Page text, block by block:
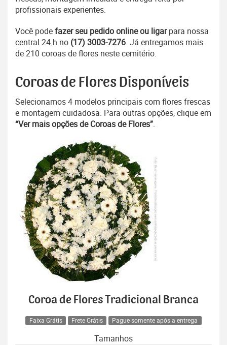
profissionais experientes.
Você podefazer seu pedido online ou ligarpara nossa
central 24 h no (17) 3003-7276. Já entregamos mais
de 210 coroas de flores neste cemitério.
Coroas de Flores Disponíveis
Selecionamos 4 modelos principais com flores frescas
e montagem cuidadosa. Para outras opções, clique em
“Ver mais opções de Coroas de Flores”.
Coroa de Flores Tradicional Branca
Faixa Grátis Frete Grátis Pague somente após a entrega
Tamanhos